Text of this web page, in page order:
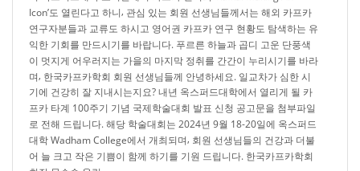
Icon’도 열린다고 하니 관심 있는 회원 선생님들께서는 해외 카프카
연구자분들과 교류도 하시고 영어권 카프카 연구 현황도 탐색하는 유
익한 기회를 만드시기를 바랍니다. 푸르른 하늘과 곱디 고운 단풍색
이 멋지게 어우러지는 가을의 마지막 정취를 간간이 누리시기를 바라
며 한국카프카학회 회원 선생님들께 안녕하세요. 일교차가 심한 시
기에 건강히 잘 지내시는지요? 내년 옥스퍼드대학에서 열리게 될 카
프카 타계 100주기 기념 국제학술대회 발표 신청 공고문을 첨부파일
로 전해 드립니다. 해당 학술대회는 2024년 9월 18-20일에 옥스퍼드
대학 Wadham College에서 개최되며 회원 선생님들의 건강과 더불
어 늘 크고 작은 기쁨이 함께 하기를 기원 드립니다. 한국카프카학회